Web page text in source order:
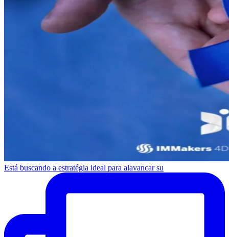
Está buscando a estratégia ideal para alavancar su